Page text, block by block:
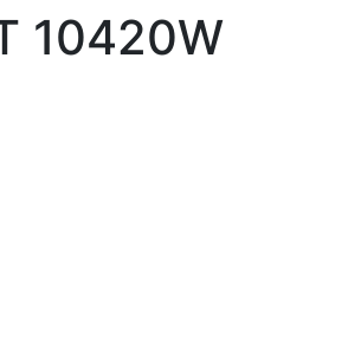
10420W